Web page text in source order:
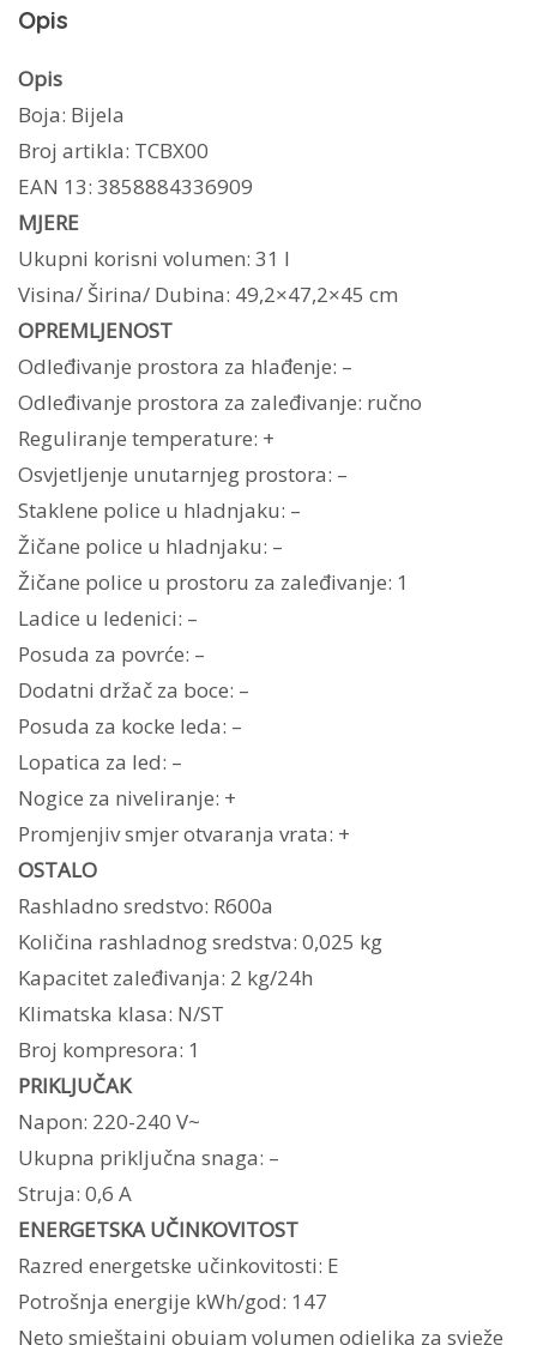
Opis
Opis
Boja: Bijela
Broj artikla: TCBX00
EAN 13: 3858884336909
MJERE
Ukupni korisni volumen: 31 l
Visina/ Širina/ Dubina: 49,2×47,2×45 cm
OPREMLJENOST
Odleđivanje prostora za hlađenje: –
Odleđivanje prostora za zaleđivanje: ručno
Reguliranje temperature: +
Osvjetljenje unutarnjeg prostora: –
Staklene police u hladnjaku: –
Žičane police u hladnjaku: –
Žičane police u prostoru za zaleđivanje: 1
Ladice u ledenici: –
Posuda za povrće: –
Dodatni držač za boce: –
Posuda za kocke leda: –
Lopatica za led: –
Nogice za niveliranje: +
Promjenjiv smjer otvaranja vrata: +
OSTALO
Rashladno sredstvo: R600a
Količina rashladnog sredstva: 0,025 kg
Kapacitet zaleđivanja: 2 kg/24h
Klimatska klasa: N/ST
Broj kompresora: 1
PRIKLJUČAK
Napon: 220-240 V~
Ukupna priključna snaga: –
Struja: 0,6 A
ENERGETSKA UČINKOVITOST
Razred energetske učinkovitosti: E
Potrošnja energije kWh/god: 147
Neto smještajni obujam volumen odjeljka za svježe